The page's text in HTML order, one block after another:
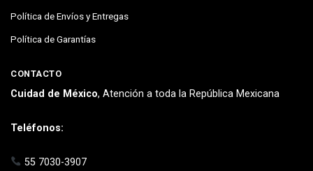
Política de Envíos y Entregas
Política de Garantías
CONTACTO
Cuidad de México, Atención a toda la República Mexicana
Teléfonos:
55 7030-3907